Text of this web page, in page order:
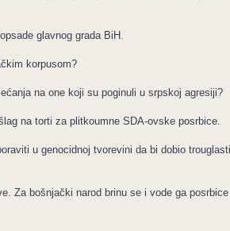
glavnog grada BiH.
korpusom?
na one koji su poginuli u srpskoj agresiji?
na torti za plitkoumne SDA-ovske posrbice.
u genocidnoj tvorevini da bi dobio
Za bošnjački narod brinu se i vode ga